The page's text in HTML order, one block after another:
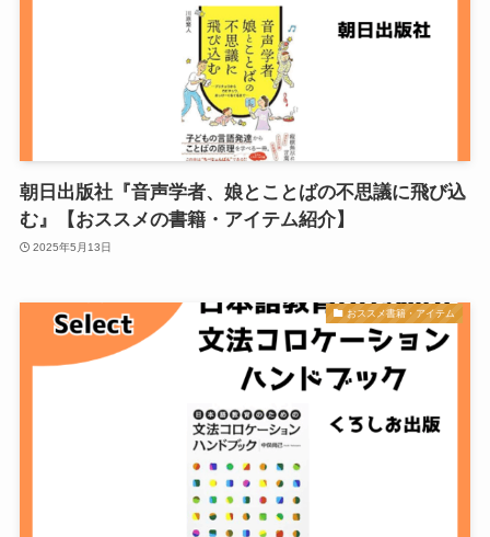
朝日出版社『音声学者、娘とことばの不思議に飛び込
む』【おススメの書籍・アイテム紹介】
2025年5月13日
おススメ書籍・アイテム